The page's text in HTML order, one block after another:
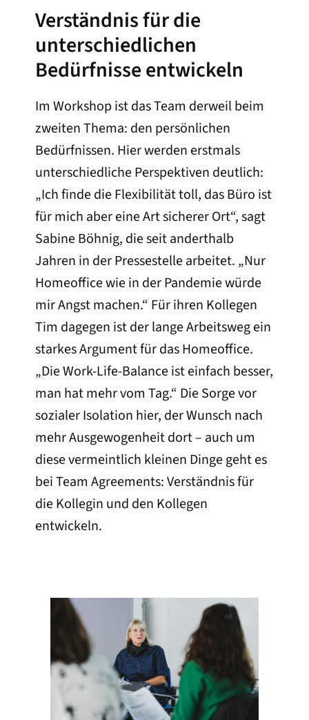
Verständnis für die
unterschiedlichen
Bedürfnisse entwickeln
Im Workshop ist das Team derweil beim
zweiten Thema: den persönlichen
Bedürfnissen. Hier werden erstmals
unterschiedliche Perspektiven deutlich:
„Ich finde die Flexibilität toll, das Büro ist
für mich aber eine Art sicherer Ort“, sagt
Sabine Böhnig, die seit anderthalb
Jahren in der Pressestelle arbeitet. „Nur
Homeoffice wie in der Pandemie würde
mir Angst machen.“ Für ihren Kollegen
Tim dagegen ist der lange Arbeitsweg ein
starkes Argument für das Homeoffice.
„Die Work-Life-Balance ist einfach besser,
man hat mehr vom Tag.“ Die Sorge vor
sozialer Isolation hier, der Wunsch nach
mehr Ausgewogenheit dort – auch um
diese vermeintlich kleinen Dinge geht es
bei Team Agreements: Verständnis für
die Kollegin und den Kollegen
entwickeln.